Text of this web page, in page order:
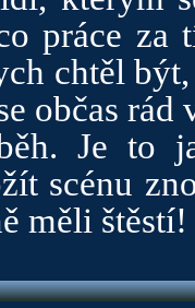
práce za
chtěl
občas
Je to
scénu
měli štěstí!